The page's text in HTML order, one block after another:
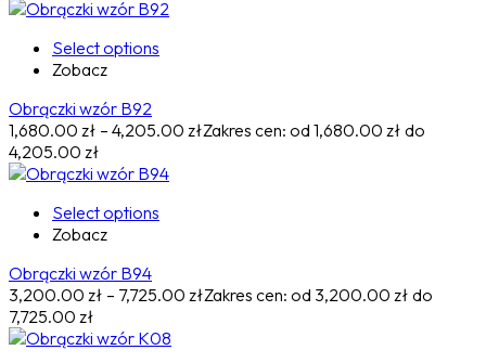
Select options
Zobacz
Obrączki wzór B92
1,680.00 zł – 4,205.00 złZakres cen: od 1,680.00 zł do
4,205.00 zł
Select options
Zobacz
Obrączki wzór B94
3,200.00 zł – 7,725.00 złZakres cen: od 3,200.00 zł do
7,725.00 zł